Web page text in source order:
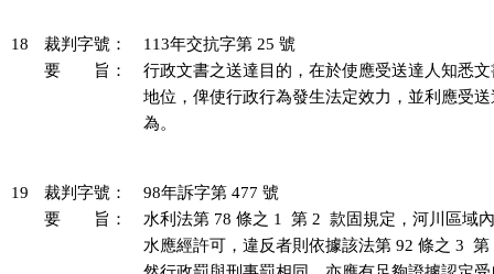
18 裁判字號：
113年交抗字第 25 號
要 旨：
行政文書之送達目的，在於使應受送達人知悉
地位，俾使行政行為發生法定效力，並利應受
為。
19 裁判字號：
98年訴字第 477 號
要 旨：
水利法第 78 條之 1  第 2  款固規定，河川區域
水應經許可，違反者則依據該法第 92 條之 3